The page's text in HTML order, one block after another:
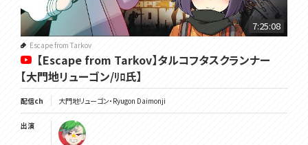
7:25:08
Escape from Tarkov
【Escape from Tarkov】タルコフタスクランナー
【大門地リューゴン/ﾘﾛ氏】
配信ch 大門地リューゴン・Ryugon Daimonji
出演